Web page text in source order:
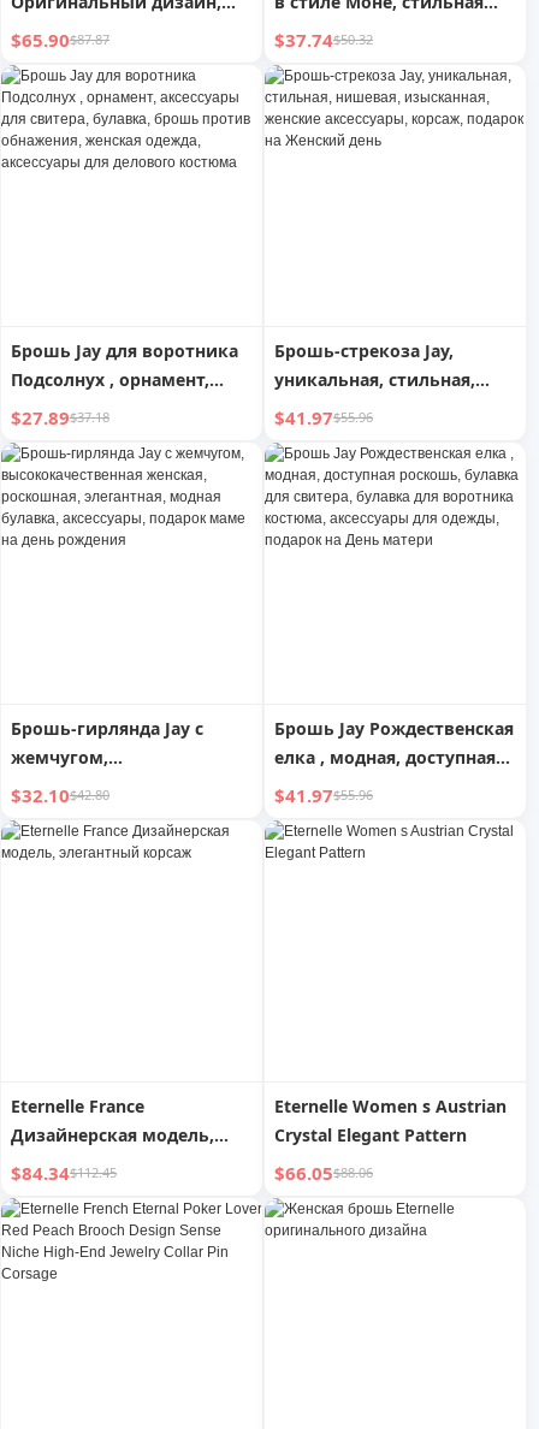
брошь в богемном стиле,
аксессуары с
темпераментом, корсаж
высокого класса с
булавкой для воротника
$65.90$87.87
нишевая, роскошная
булавка, аксессуары для
одежды, корсаж, подарок
на Женский день
$37.74$50.32
Брошь Jay для воротника
Подсолнух , орнамент,
аксессуары для свитера,
булавка, брошь против
обнажения, женская
одежда, аксессуары для
делового костюма
$27.89$37.18
Брошь-стрекоза Jay,
уникальная, стильная,
нишевая, изысканная,
женские аксессуары,
корсаж, подарок на
Женский день
$41.97$55.96
Брошь-гирлянда Jay с
жемчугом,
высококачественная
женская, роскошная,
элегантная, модная
$32.10$42.80
Брошь Jay Рождественская
елка , модная, доступная
роскошь, булавка для
свитера, булавка для
воротника костюма,
$41.97$55.96
Eternelle France
Дизайнерская модель,
элегантный корсаж
$84.34$112.45
Eternelle Women s Austrian
Crystal Elegant Pattern
$66.05$88.06